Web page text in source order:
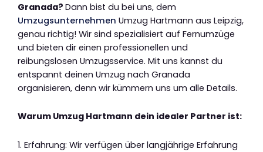
Granada? Dann bist du bei uns, dem
Umzugsunternehmen Umzug Hartmann aus Leipzig,
genau richtig! Wir sind spezialisiert auf Fernumzüge
und bieten dir einen professionellen und
reibungslosen Umzugsservice. Mit uns kannst du
entspannt deinen Umzug nach Granada
organisieren, denn wir kümmern uns um alle Details.
Warum Umzug Hartmann dein idealer Partner ist:
1. Erfahrung: Wir verfügen über langjährige Erfahrung